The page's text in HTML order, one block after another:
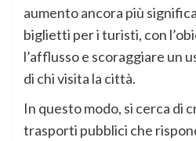
aumento ancora più
biglietti per i turisti, con
l’afflusso e scoraggiare un
di chi visita la città.
In questo modo, si cerca di
trasporti pubblici che